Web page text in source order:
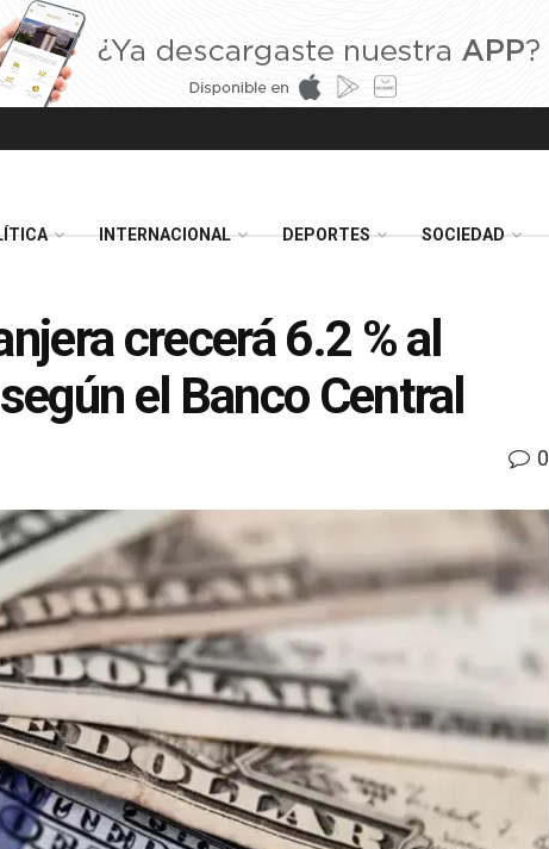
INTERNACIONAL DEPORTES SOCIEDAD
crecerá 6.2 % al
el Banco Central
0